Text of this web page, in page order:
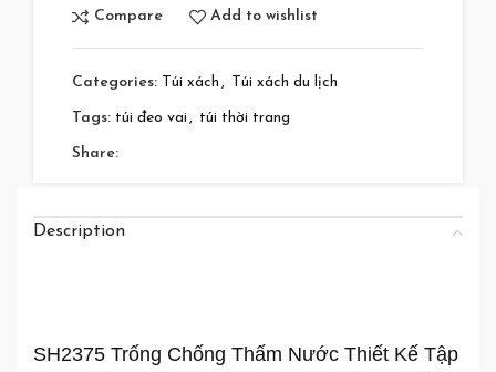
Compare Add to wishlist
Categories: Túi xách , Túi xách du lịch
Tags: túi đeo vai , túi thời trang
Share:
Description
SH2375 Trống Chống Thấm Nước Thiết Kế Tập